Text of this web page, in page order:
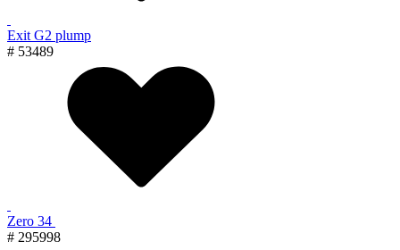
Exit G2 plump
# 53489
Zero 34
# 295998